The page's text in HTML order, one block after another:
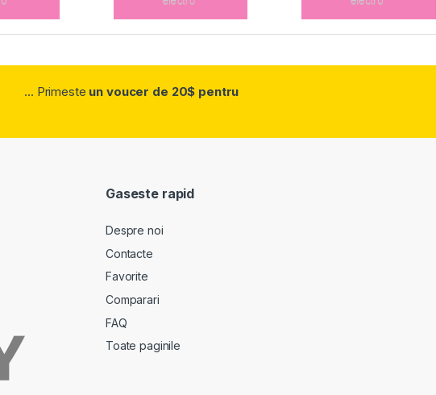
... Primeste un voucer de 20$ pentru
Gaseste rapid
Despre noi
Contacte
Favorite
Comparari
FAQ
Toate paginile